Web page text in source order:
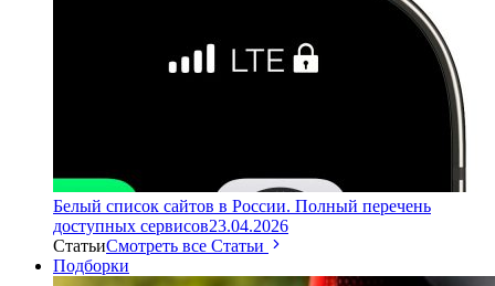
Белый список сайтов в России. Полный перечень
доступных сервисов23.04.2026
СтатьиСмотреть все Статьи
Подборки